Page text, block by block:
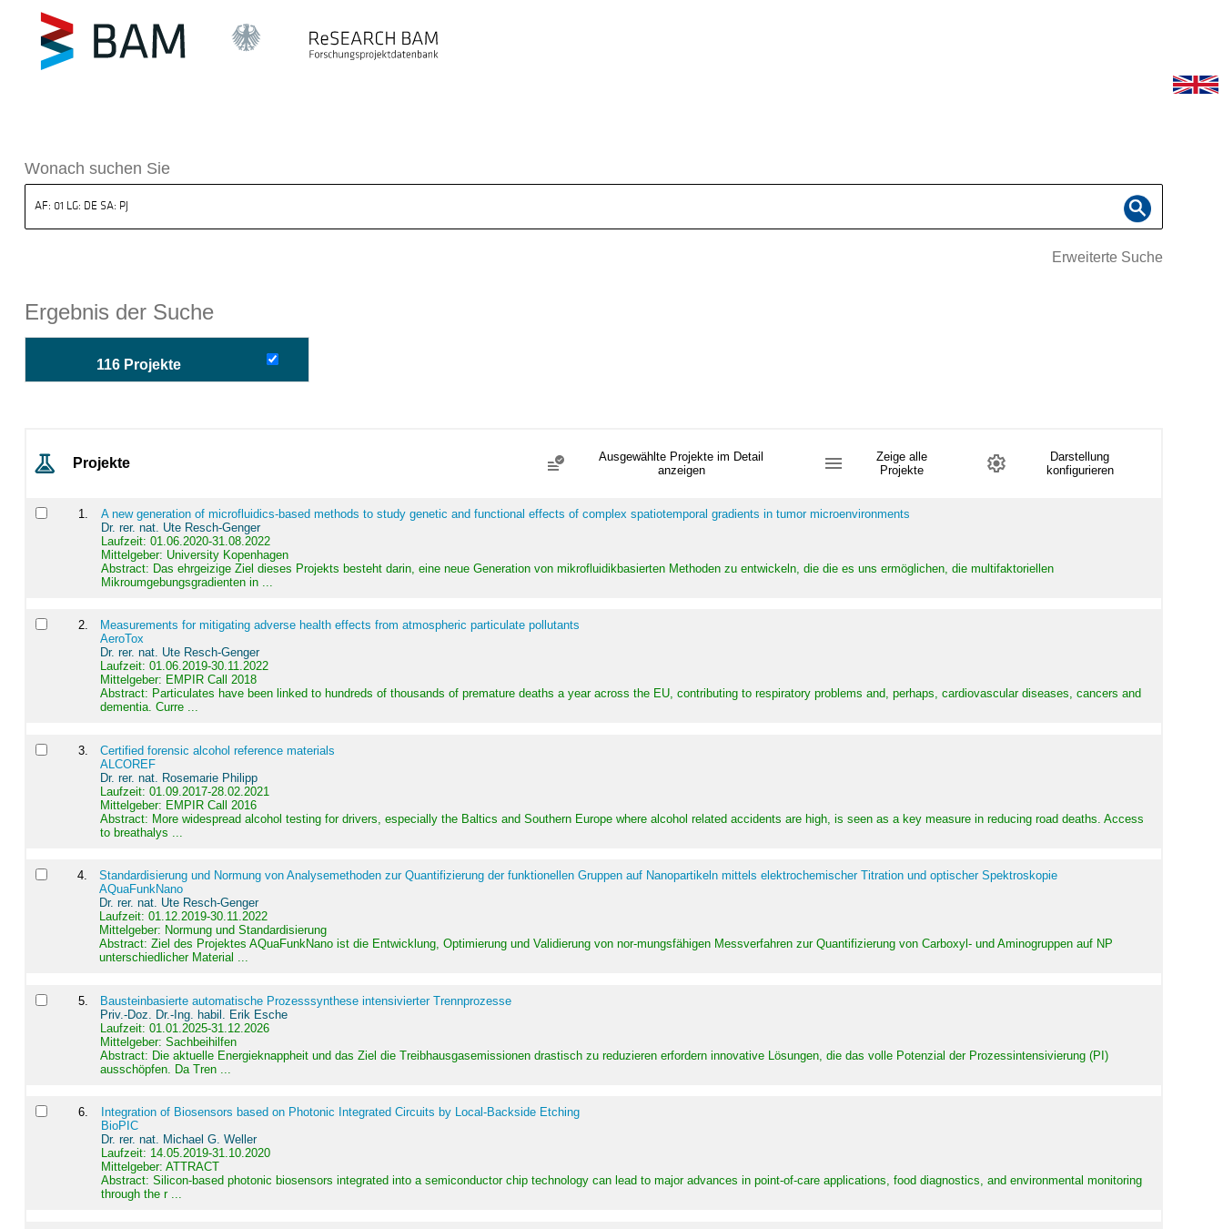
ReSEARCH BAM
Wonach suchen Sie
Erweiterte Suche
Ergebnis der Suche
116 Projekte
Projekte
Ausgewählte Projekte im Detail
anzeigen
Zeige alle
Projekte
Darstellung
konfigurieren
1
A new generation of microfluidics-based methods to study genetic and functional effects of complex spatiotemporal gradients in tumor microenvironments
Dr. rer. nat. Ute Resch-Genger
Laufzeit: 01.06.2020-31.08.2022
Mittelgeber: University Kopenhagen
Abstract: Das ehrgeizige Ziel dieses Projekts besteht darin, eine neue Generation von mikrofluidikbasierten Methoden zu entwickeln, die die es uns ermöglichen, die multifaktoriellen
Mikroumgebungsgradienten in ...
2.
Measurements for mitigating adverse health effects from atmospheric particulate pollutants
AeroTox
Dr. rer. nat. Ute Resch-Genger
Laufzeit: 01.06.2019-30.11.2022
Mittelgeber: EMPIR Call 2018
Abstract: Particulates have been linked to hundreds of thousands of premature deaths a year across the EU, contributing to respiratory problems and, perhaps, cardiovascular diseases, cancers and
dementia. Curre ...
3.
Certified forensic alcohol reference materials
ALCOREF
Dr. rer. nat. Rosemarie Philipp
Laufzeit: 01.09.2017-28.02.2021
Mittelgeber: EMPIR Call 2016
Abstract: More widespread alcohol testing for drivers, especially the Baltics and Southern Europe where alcohol related accidents are high, is seen as a key measure in reducing road deaths. Access
to breathalys ...
4.
Standardisierung und Normung von Analysemethoden zur Quantifizierung der funktionellen Gruppen auf Nanopartikeln mittels elektrochemischer Titration und optischer Spektroskopie
AQuaFunkNano
Dr. rer. nat. Ute Resch-Genger
Laufzeit: 01.12.2019-30.11.2022
Mittelgeber: Normung und Standardisierung
Abstract:Ziel des Projektes AQuaFunkNano ist die Entwicklung, Optimierung und Validierung von nor-mungsfähigen Messverfahren zur Quantifizierung von Carboxyl- und Aminogruppen auf NP
unterschiedlicher Material ...
5.
Bausteinbasierte automatische Prozesssynthese intensivierter Trennprozesse
Priv.-Doz. Dr.-Ing. habil. Erik Esche
Laufzeit: 01.01.2025-31.12.2026
Mittelgeber: Sachbeihilfen
Abstract: Die aktuelle Energieknappheit und das Ziel die Treibhausgasemissionen drastisch zu reduzieren erfordern innovative Lösungen, die das volle Potenzial der Prozessintensivierung (PI)
ausschöpfen. Da Tren ...
6.
Integration of Biosensors based on Photonic Integrated Circuits by Local-Backside Etching
BioPIC
Dr. rer. nat. Michael G. Weller
Laufzeit: 14.05.2019-31.10.2020
Mittelgeber: ATTRACT
Abstract: Silicon-based photonic biosensors integrated into a semiconductor chip technology can lead to major advances in point-of-care applications, food diagnostics, and environmental monitoring
through the r ...